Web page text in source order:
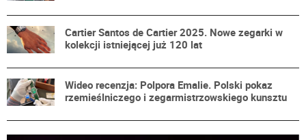
Cartier Santos de Cartier 2025. Nowe zegarki w
kolekcji istniejącej już 120 lat
Wideo recenzja: Polpora Emalie. Polski pokaz
rzemieślniczego i zegarmistrzowskiego kunsztu